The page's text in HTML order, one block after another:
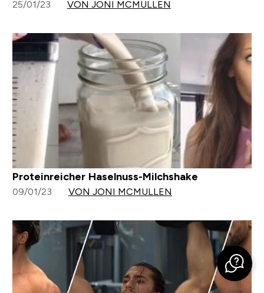
25/01/23 VON JONI MCMULLEN
Proteinreicher Haselnuss-Milchshake
09/01/23 VON JONI MCMULLEN